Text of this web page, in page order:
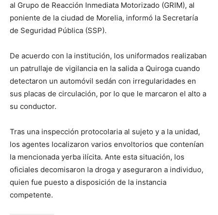
al Grupo de Reacción Inmediata Motorizado (GRIM), al
poniente de la ciudad de Morelia, informó la Secretaría
de Seguridad Pública (SSP).
De acuerdo con la institución, los uniformados realizaban
un patrullaje de vigilancia en la salida a Quiroga cuando
detectaron un automóvil sedán con irregularidades en
sus placas de circulación, por lo que le marcaron el alto a
su conductor.
Tras una inspección protocolaria al sujeto y a la unidad,
los agentes localizaron varios envoltorios que contenían
la mencionada yerba ilícita. Ante esta situación, los
oficiales decomisaron la droga y aseguraron a individuo,
quien fue puesto a disposición de la instancia
competente.